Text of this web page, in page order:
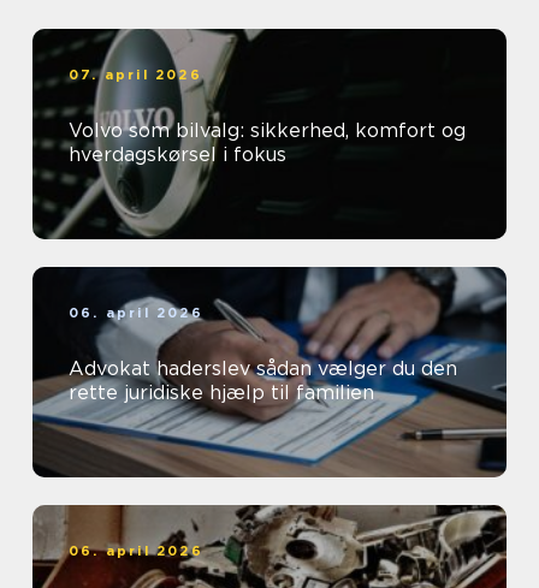
07. april 2026
Volvo som bilvalg: sikkerhed, komfort og
hverdagskørsel i fokus
06. april 2026
Advokat haderslev sådan vælger du den
rette juridiske hjælp til familien
06. april 2026